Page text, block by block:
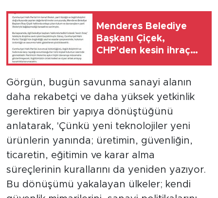
Menderes Belediye
Başkanı Çiçek,
CHP'den kesin ihraç
Görgün, bugün savunma sanayi alanın
daha rekabetçi ve daha yüksek yetkinlik
gerektiren bir yapıya dönüştüğünü
anlatarak, 'Çünkü yeni teknolojiler yeni
ürünlerin yanında; üretimin, güvenliğin,
ticaretin, eğitimin ve karar alma
süreçlerinin kurallarını da yeniden yazıyor.
Bu dönüşümü yakalayan ülkeler; kendi